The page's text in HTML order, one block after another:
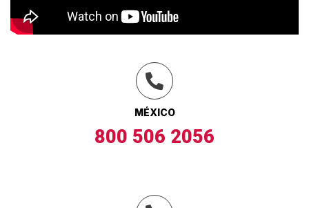
MÉXICO
800 506 2056